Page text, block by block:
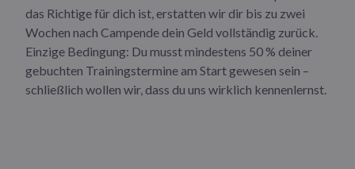
das Richtige für dich ist, erstatten wir dir bis zu zwei
Wochen nach Campende dein Geld vollständig zurück.
Einzige Bedingung: Du musst mindestens 50 % deiner
gebuchten Trainingstermine am Start gewesen sein –
schließlich wollen wir, dass du uns wirklich kennenlernst.